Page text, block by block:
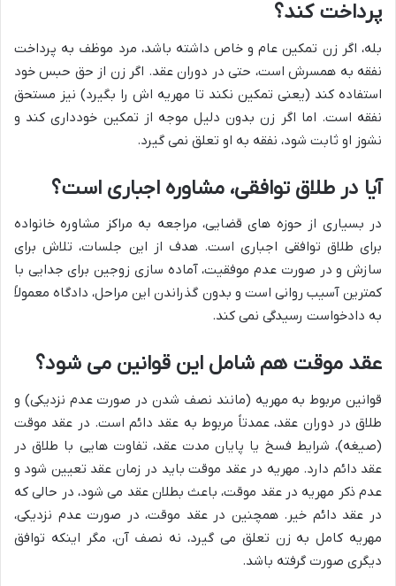
پرداخت کند؟
بله، اگر زن تمکین عام و خاص داشته باشد، مرد موظف به پرداخت
نفقه به همسرش است، حتی در دوران عقد. اگر زن از حق حبس خود
استفاده کند (یعنی تمکین نکند تا مهریه اش را بگیرد) نیز مستحق
نفقه است. اما اگر زن بدون دلیل موجه از تمکین خودداری کند و
نشوز او ثابت شود، نفقه به او تعلق نمی گیرد.
آیا در طلاق توافقی، مشاوره اجباری است؟
در بسیاری از حوزه های قضایی، مراجعه به مراکز مشاوره خانواده
برای طلاق توافقی اجباری است. هدف از این جلسات، تلاش برای
سازش و در صورت عدم موفقیت، آماده سازی زوجین برای جدایی با
کمترین آسیب روانی است و بدون گذراندن این مراحل، دادگاه معمولاً
به دادخواست رسیدگی نمی کند.
عقد موقت هم شامل این قوانین می شود؟
قوانین مربوط به مهریه (مانند نصف شدن در صورت عدم نزدیکی) و
طلاق در دوران عقد، عمدتاً مربوط به عقد دائم است. در عقد موقت
(صیغه)، شرایط فسخ یا پایان مدت عقد، تفاوت هایی با طلاق در
عقد دائم دارد. مهریه در عقد موقت باید در زمان عقد تعیین شود و
عدم ذکر مهریه در عقد موقت، باعث بطلان عقد می شود، در حالی که
در عقد دائم خیر. همچنین در عقد موقت، در صورت عدم نزدیکی،
مهریه کامل به زن تعلق می گیرد، نه نصف آن، مگر اینکه توافق
دیگری صورت گرفته باشد.